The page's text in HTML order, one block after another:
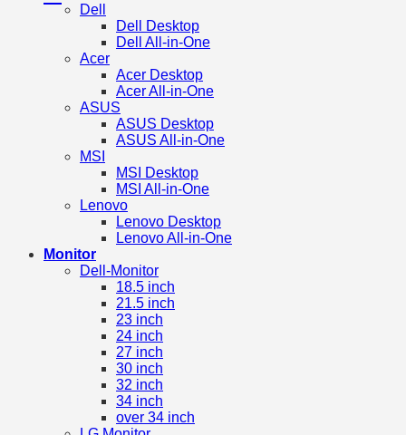
Dell
Dell Desktop
Dell All-in-One
Acer
Acer Desktop
Acer All-in-One
ASUS
ASUS Desktop
ASUS All-in-One
MSI
MSI Desktop
MSI All-in-One
Lenovo
Lenovo Desktop
Lenovo All-in-One
Monitor
Dell-Monitor
18.5 inch
21.5 inch
23 inch
24 inch
27 inch
30 inch
32 inch
34 inch
over 34 inch